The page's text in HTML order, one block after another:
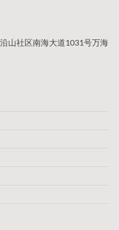
山社区南海大道1031号万海